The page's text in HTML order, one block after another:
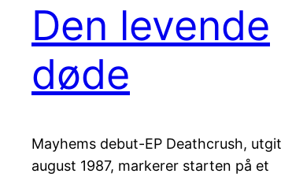
Den levende
døde
Mayhems debut-EP Deathcrush,
august 1987, markerer starten på et